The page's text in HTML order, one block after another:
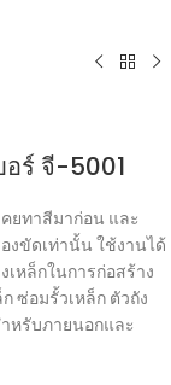
อร์ จี-5001
ยทาสีมาก่อน และ
งขัดเท่านั้น ใช้งานได้
เหล็กในการก่อสร้าง
ซ่อมรั้วเหล็ก ตัวถัง
หรับภายนอกและ